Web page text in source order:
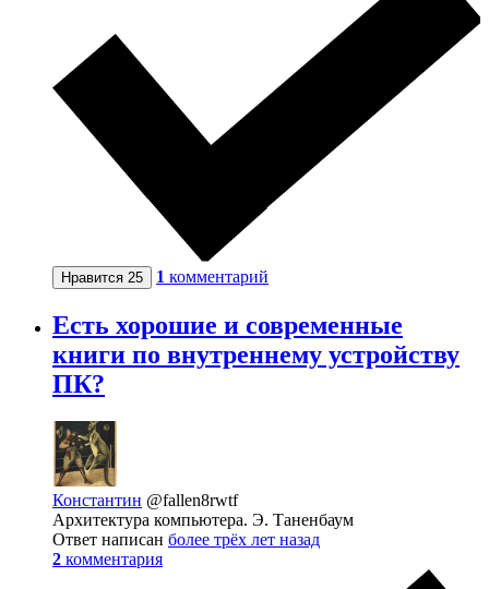
Нравится 25 1 комментарий
Есть хорошие и современные
книги по внутреннему устройству
ПК?
Константин @fallen8rwtf
Архитектура компьютера. Э. Таненбаум
Ответ написан более трёх лет назад
2 комментария